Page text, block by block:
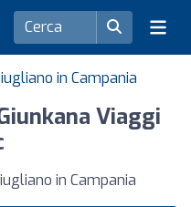
in Campania
Viaggi
in Campania